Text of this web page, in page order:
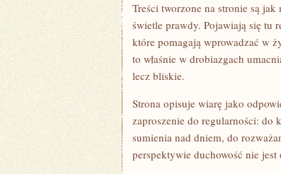
Treści tworzone na stronie są
świetle prawdy. Pojawiają się tu
które pomagają wprowadzać w
to właśnie w drobiazgach
lecz bliskie.
Strona opisuje wiarę jako
zaproszenie do regularności:
sumienia nad dniem, do
perspektywie duchowość nie